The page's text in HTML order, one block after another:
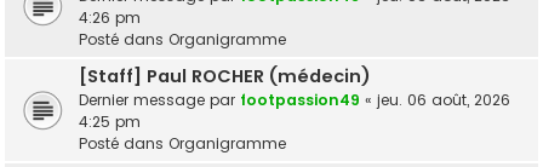
4:26 pm
Posté dans Organigramme
[Staff] Paul ROCHER (médecin)
Dernier message par footpassion49 « jeu. 06 août, 2026
4:25 pm
Posté dans Organigramme